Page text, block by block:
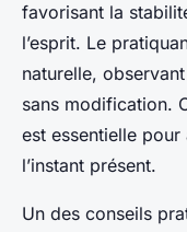
favorisant la
l’esprit. Le
naturelle,
sans modification.
est essentielle
l’instant présent.
Un des conseils